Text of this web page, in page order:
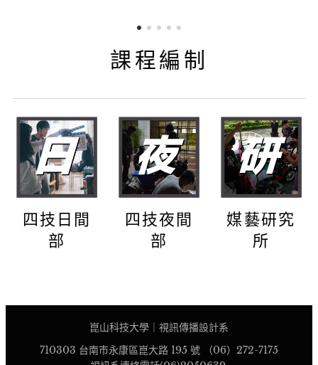
課程編制
四技日間
部
四技夜間
部
媒藝研究
所
崑山科技大學｜視訊傳播設計系
710303 台南市永康區崑大路 195 號 （06）272-7175